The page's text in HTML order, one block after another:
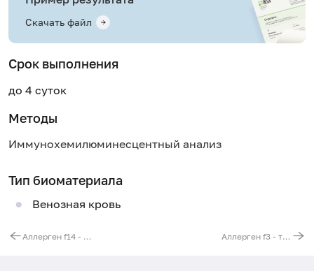
Скачать файл
Срок выполнения
до 4 суток
Методы
Иммунохемилюминесцентный анализ
Тип биоматериала
Венозная кровь
Аллерген f14 - соевые бобы, IgG Аллерген f3 - треска, IgG